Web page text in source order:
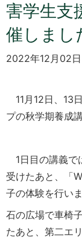
害学生支
催しまし
2022年12月02日
11月12日、13
プの秋学期養成
1日目の講義で
受けたあと、「
子の体験を行いま
石の広場で車椅
たあと、第二エ